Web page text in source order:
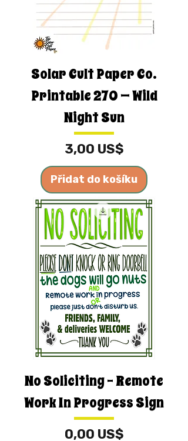
Solar Cult Paper Co.
Printable 270 — Wild
Night Sun
Cena
3,00 US$
Přidat do košíku
No Soliciting - Remote
Work In Progress Sign
Cena
0,00 US$